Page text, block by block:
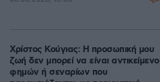
Χρίστος Κούγιας: Η προσωπική μου
ζωή δεν μπορεί να είναι αντικείμενο
φημών ή σεναρίων που